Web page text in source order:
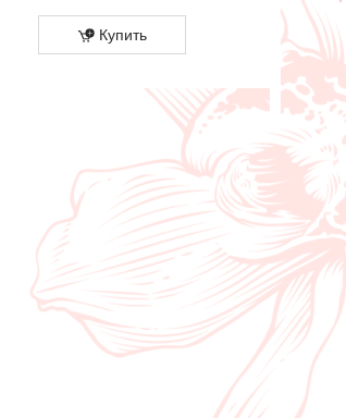
Купить